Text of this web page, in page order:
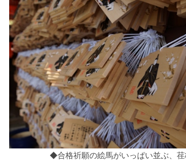
◆合格祈願の絵馬がいっぱい並ぶ、荏